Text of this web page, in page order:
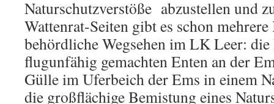
Naturschutzverstöße abzustellen und
Wattenrat-Seiten gibt es schon
behördliche Wegsehen im LK Leer:
flugunfähig gemachten Enten an der
Gülle im Uferbeich der Ems in einem
die großflächige Bemistung eines